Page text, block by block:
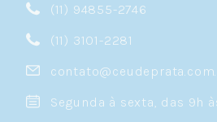
(11) 94855-2746
(11) 3101-2281
Segunda à sexta, das 9h